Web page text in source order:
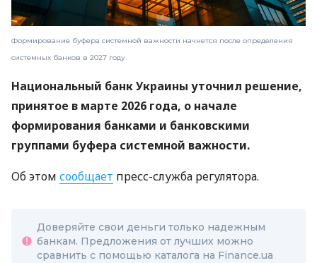
Формирование буфера системной важности начнется после определения
системных банков в 2027 году.
Национальный банк Украины уточнил решение,
принятое в марте 2026 года, о начале
формирования банками и банковскими
группами буфера системной важности.
Об этом сообщает пресс-служба регулятора.
Доверяйте свои деньги только надежным
банкам. Предложения от лучших можно
сравнить с помощью каталога на Finance.ua